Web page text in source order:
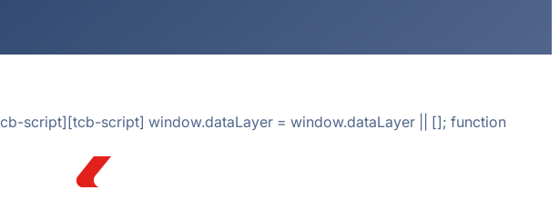
script][tcb-script] window.dataLayer = window.dataLayer || []; function